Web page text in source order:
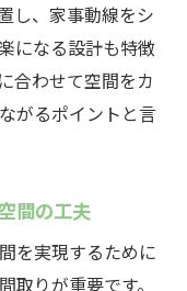
ンパクトな平
平屋間取り設計
ない秘訣
し、家事動線をシ
になる設計も特徴
合わせて空間をカ
がるポイントと言
間の工夫
を実現するために
取りが重要です。